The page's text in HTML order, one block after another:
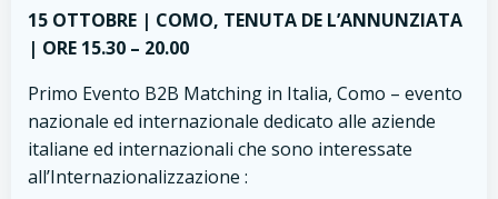
15 OTTOBRE | COMO, TENUTA DE L’ANNUNZIATA
| ORE 15.30 – 20.00
Primo Evento B2B Matching in Italia, Como – evento
nazionale ed internazionale dedicato alle aziende
italiane ed internazionali che sono interessate
all’Internazionalizzazione :